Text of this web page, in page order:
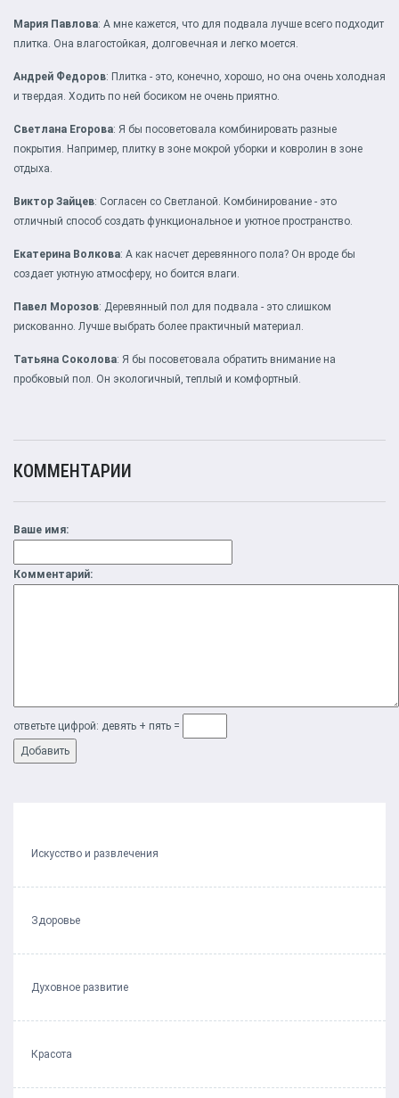
Мария Павлова: А мне кажется, что для подвала лучше всего подходит
плитка. Она влагостойкая, долговечная и легко моется.
Андрей Федоров: Плитка - это, конечно, хорошо, но она очень холодная
и твердая. Ходить по ней босиком не очень приятно.
Светлана Егорова: Я бы посоветовала комбинировать разные
покрытия. Например, плитку в зоне мокрой уборки и ковролин в зоне
отдыха.
Виктор Зайцев: Согласен со Светланой. Комбинирование - это
отличный способ создать функциональное и уютное пространство.
Екатерина Волкова: А как насчет деревянного пола? Он вроде бы
создает уютную атмосферу, но боится влаги.
Павел Морозов: Деревянный пол для подвала - это слишком
рискованно. Лучше выбрать более практичный материал.
Татьяна Соколова: Я бы посоветовала обратить внимание на
пробковый пол. Он экологичный, теплый и комфортный.
КОММЕНТАРИИ
Ваше имя:
Комментарий:
ответьте цифрой: дeвять + пять =
Искусство и развлечения
Здоровье
Духовное развитие
Красота